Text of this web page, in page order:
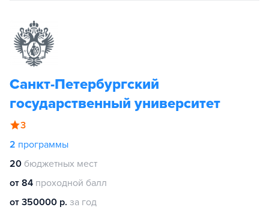
Санкт-Петербургский
государственный университет
3
2 программы
20 бюджетных мест
от 84 проходной балл
от 350000 р. за год